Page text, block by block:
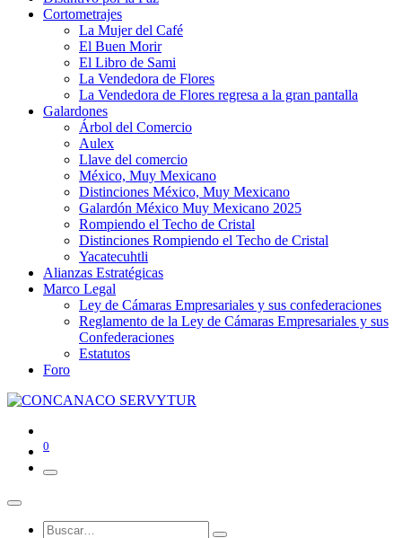
Cortometrajes
La Mujer del Café
El Buen Morir
El Libro de Sami
La Vendedora de Flores
La Vendedora de Flores regresa a la gran pantalla
Galardones
Árbol del Comercio
Aulex
Llave del comercio
México, Muy Mexicano
Distinciones México, Muy Mexicano
Galardón México Muy Mexicano 2025
Rompiendo el Techo de Cristal
Distinciones Rompiendo el Techo de Cristal
Yacatecuhtli
Alianzas Estratégicas
Marco Legal
Ley de Cámaras Empresariales y sus confederaciones
Reglamento de la Ley de Cámaras Empresariales y sus
Confederaciones
Estatutos
Foro
0